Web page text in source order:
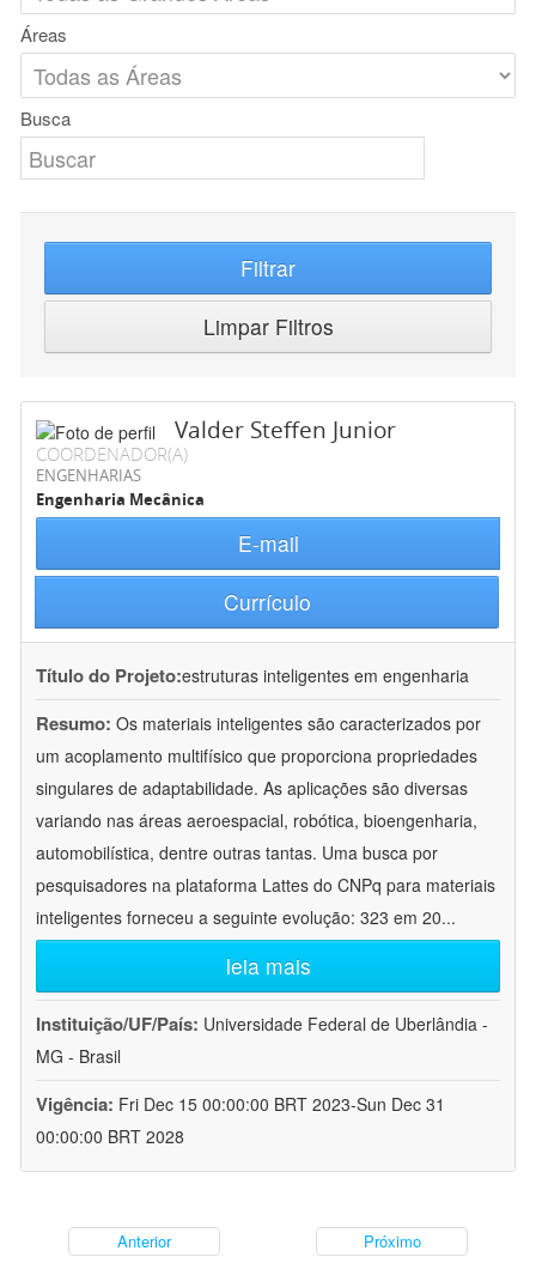
Áreas
Busca
Filtrar
Limpar Filtros
Valder Steffen Junior
COORDENADOR(A)
ENGENHARIAS
Engenharia Mecânica
E-mail
Currículo
Título do Projeto:estruturas inteligentes em engenharia
Resumo: Os materiais inteligentes são caracterizados por
um acoplamento multifísico que proporciona propriedades
singulares de adaptabilidade. As aplicações são diversas
variando nas áreas aeroespacial, robótica, bioengenharia,
automobilística, dentre outras tantas. Uma busca por
pesquisadores na plataforma Lattes do CNPq para materiais
inteligentes forneceu a seguinte evolução: 323 em 20...
leia mais
Instituição/UF/País: Universidade Federal de Uberlândia -
MG - Brasil
Vigência: Fri Dec 15 00:00:00 BRT 2023-Sun Dec 31
00:00:00 BRT 2028
Anterior Próximo